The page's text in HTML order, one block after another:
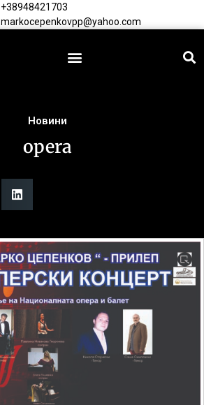
+38948421703
markocepenkovpp@yahoo.com
Новини
opera